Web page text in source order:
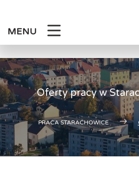
MENU
Oferty pracy w
PRACA STARACHOWICE